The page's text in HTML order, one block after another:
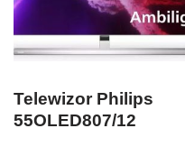
Telewizor Philips
55OLED807/12